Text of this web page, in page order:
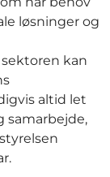
løsninger og
kan
altid let
samarbejde,